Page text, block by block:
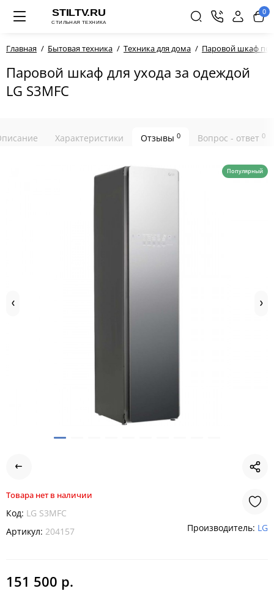
0
Главная Бытовая техника Техника для дома Паровой шкаф по
Паровой шкаф для ухода за одеждой
LG S3MFC
Характеристики Отзывы 0 Вопрос - ответ 0
Популярный
Товара нет в наличии
Код: LG S3MFC
Артикул: 204157 Производитель: LG
151 500 р.